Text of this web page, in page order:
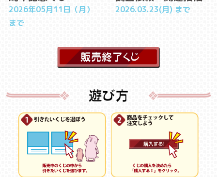
2026年05月11日（月）
まで
2026.03.23(月) まで